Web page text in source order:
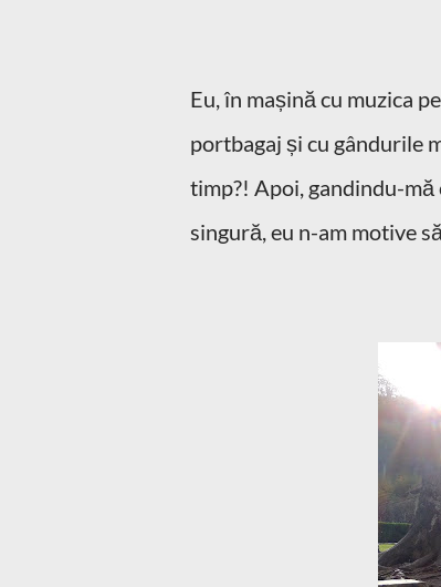
Eu, în mașină cu muzica
portbagaj și cu gândurile
timp?! Apoi, gandindu-
singură, eu n-am motive